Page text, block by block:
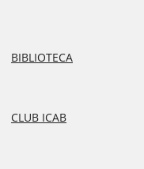
BIBLIOTECA
CLUB ICAB